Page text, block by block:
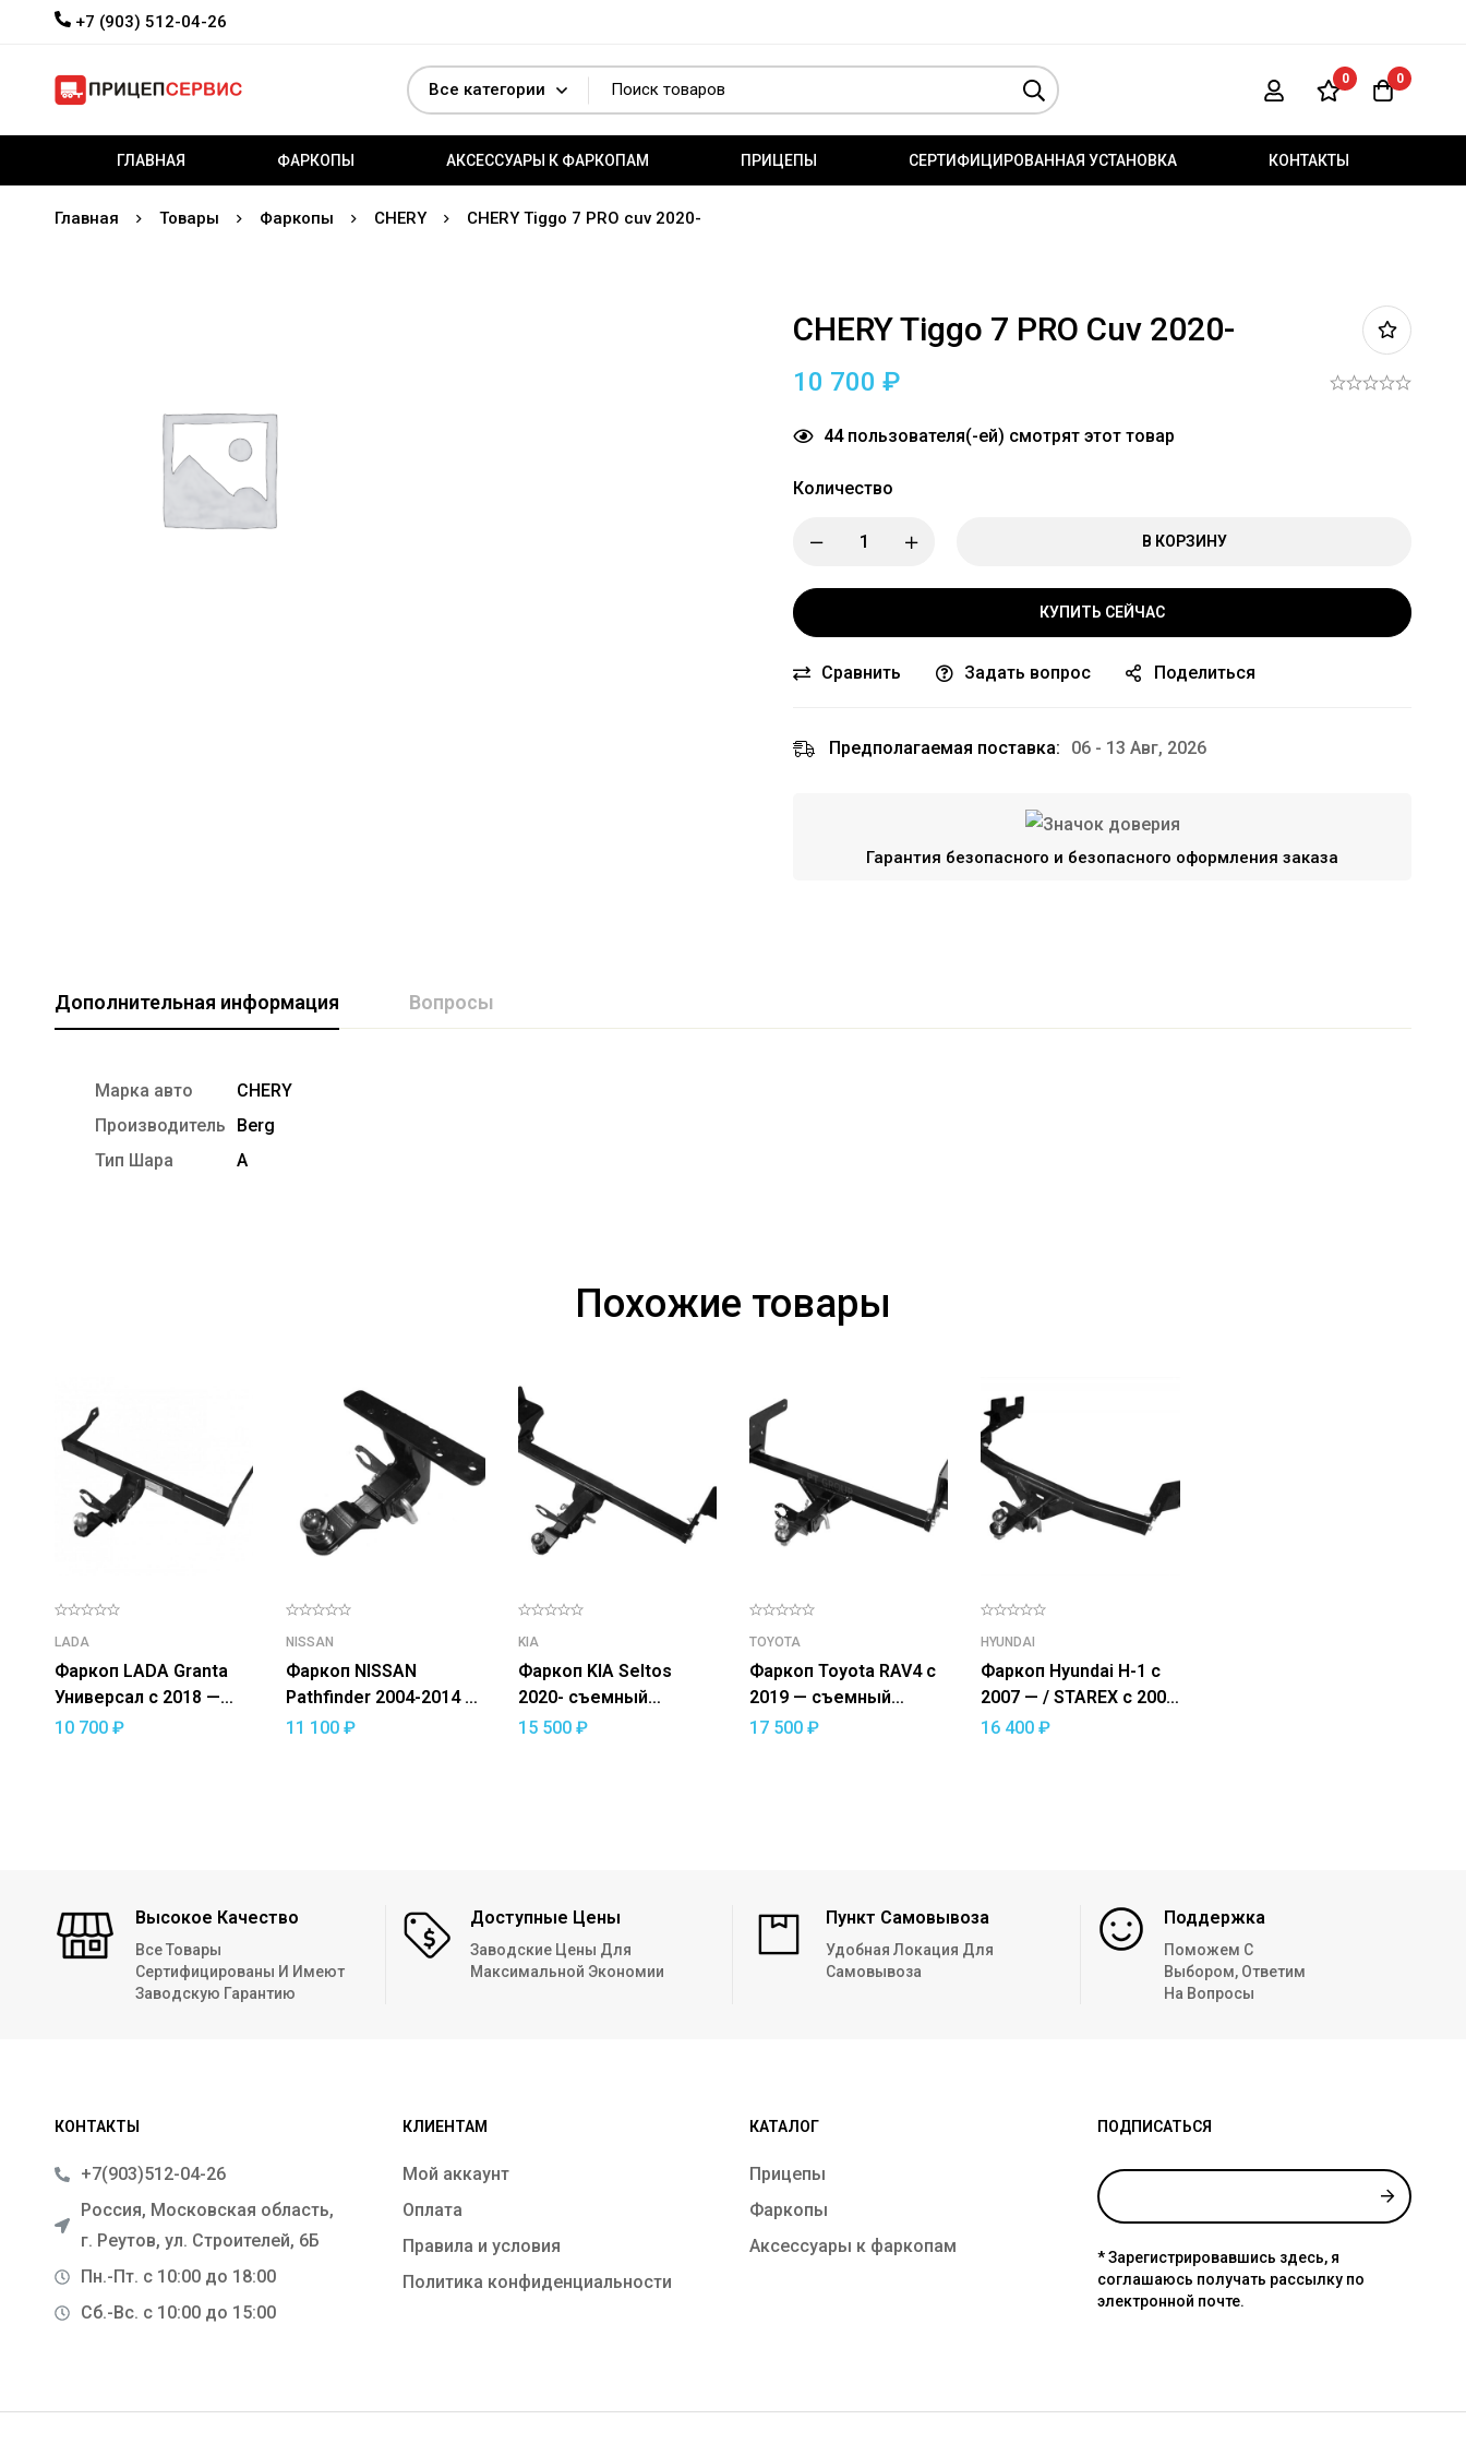
+7 (903) 512-04-26
0 0
ГЛАВНАЯ ФАРКОПЫ АКСЕССУАРЫ К ФАРКОПАМ ПРИЦЕПЫ СЕРТИФИЦИРОВАННАЯ УСТАНОВКА КОНТАКТЫ
Главная Товары Фаркопы CHERY CHERY Tiggo 7 PRO cuv 2020-
CHERY Tiggo 7 PRO Cuv 2020-
10 700 ₽
44пользователя(-ей) смотрят этот товар
Количество
В КОРЗИНУ
КУПИТЬ СЕЙЧАС
Сравнить Задать вопрос Поделиться
Предполагаемая поставка: 06 - 13 Авг, 2026
Гарантия безопасного и безопасного оформления заказа
Дополнительная информация Вопросы
Марка авто
CHERY
Производитель
Berg
Тип Шара
А
Похожие товары
LADA
Фаркоп LADA Granta
Универсал с 2018 —
/Cross с 2018 —
10 700 ₽
NISSAN
Фаркоп NISSAN
Pathfinder 2004-2014 —
съемный квадрат
11 100₽
KIA
Фаркоп KIA Seltos
2020- съемный
квадрат
15 500 ₽
TOYOTA
Фаркоп Toyota RAV4 с
2019 — съемный
квадрат
17 500 ₽
HYUNDAI
Фаркоп Hyundai H-1 с
2007 — / STAREX c 2007
— съемный квадрат
16 400₽
Высокое Качество
Все Товары
Сертифицированы И Имеют
Заводскую Гарантию
Доступные Цены
Заводские Цены Для
Максимальной Экономии
Пункт Самовывоза
Удобная Локация Для
Самовывоза
Поддержка
Поможем С
Выбором, Ответим
На Вопросы
КОНТАКТЫ
+7(903)512-04-26
Россия, Московская область,
г. Реутов, ул. Строителей, 6Б
Пн.-Пт. с 10:00 до 18:00
Сб.-Вс. с 10:00 до 15:00
КЛИЕНТАМ
Мой аккаунт
Оплата
Правила и условия
Политика конфиденциальности
КАТАЛОГ
Прицепы
Фаркопы
Аксессуары к фаркопам
ПОДПИСАТЬСЯ
* Зарегистрировавшись здесь, я
соглашаюсь получать рассылку по
электронной почте.